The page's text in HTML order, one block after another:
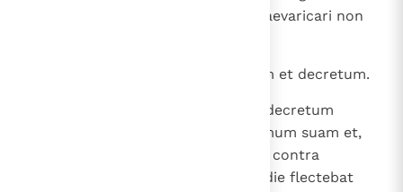
Medorum et Persarum, quam praevaricari non
Porro rex Darius signavit edictum et decretum.
Daniel autem, cum comperisset decretum
signatum esse, ingressus est domum suam et,
fenestris apertis in cenaculo suo contra
Ierusalem, tribus temporibus in die flectebat